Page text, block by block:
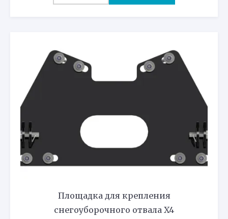
Площадка для крепления
снегоуборочного отвала X4